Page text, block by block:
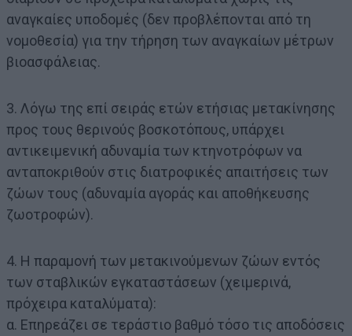
αναγκαίες υποδομές (δεν προβλέπονται από τη
νομοθεσία) για την τήρηση των αναγκαίων μέτρων
βιοασφάλειας.
3. Λόγω της επί σειράς ετών ετήσιας μετακίνησης
προς τους θερινούς βοσκοτόπους, υπάρχει
αντικειμενική αδυναμία των κτηνοτρόφων να
ανταποκριθούν στις διατροφικές απαιτήσεις των
ζώων τους (αδυναμία αγοράς και αποθήκευσης
ζωοτροφών).
4. Η παραμονή των μετακινούμενων ζώων εντός
των σταβλικών εγκαταστάσεων (χειμερινά,
πρόχειρα καταλύματα):
α. Επηρεάζει σε τεράστιο βαθμό τόσο τις αποδόσεις